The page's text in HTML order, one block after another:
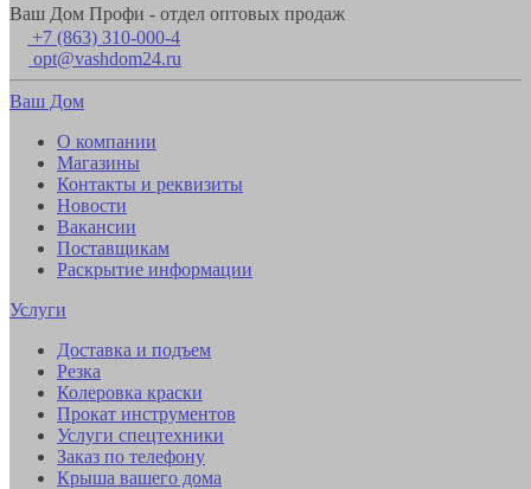
Ваш Дом Профи - отдел оптовых продаж
+7 (863) 310-000-4
opt@vashdom24.ru
Ваш Дом
О компании
Магазины
Контакты и реквизиты
Новости
Вакансии
Поставщикам
Раскрытие информации
Услуги
Доставка и подъем
Резка
Колеровка краски
Прокат инструментов
Услуги спецтехники
Заказ по телефону
Крыша вашего дома